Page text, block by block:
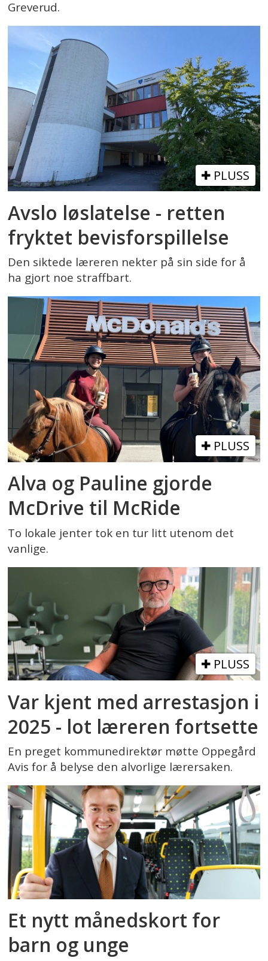
Greverud.
PLUSS
Avslo løslatelse - retten
fryktet bevisforspillelse
Den siktede læreren nekter på sin side for å
ha gjort noe straffbart.
PLUSS
Alva og Pauline gjorde
McDrive til McRide
To lokale jenter tok en tur litt utenom det
vanlige.
PLUSS
Var kjent med arrestasjon i
2025 - lot læreren fortsette
En preget kommunedirektør møtte Oppegård
Avis for å belyse den alvorlige lærersaken.
Et nytt månedskort for
barn og unge